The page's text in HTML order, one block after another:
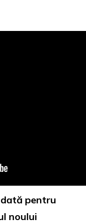
pentru
noului